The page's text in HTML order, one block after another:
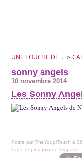
UNE TOUCHE DE ... >
sonny angels
10 novembre 2014
Les Sonny
Posté par TheYoupiTouch à
Tags: le pingouin de l'espace